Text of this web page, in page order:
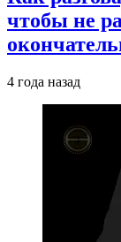
чтобы не
4 года назад